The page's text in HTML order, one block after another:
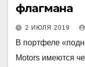
флагмана
2 ИЮЛЯ 2019
В портфеле
Motors имеются